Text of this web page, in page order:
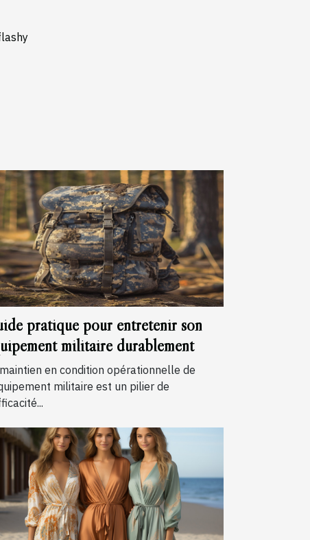
pratique pour entretenir son
militaire durablement
en condition opérationnelle de
militaire est un pilier de